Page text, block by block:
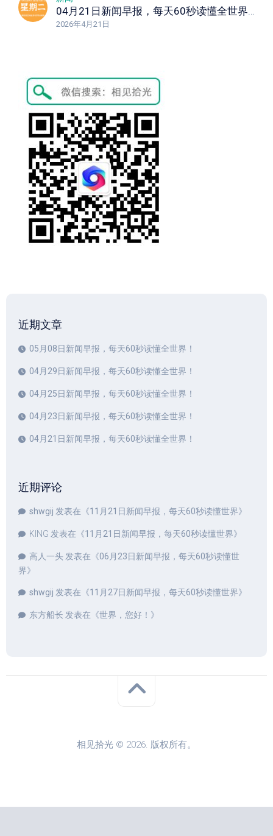
04月21日新闻早报，每天60秒读懂全世界！
2026年4月21日
近期文章
05月08日新闻早报，每天60秒读懂全世界！
04月29日新闻早报，每天60秒读懂全世界！
04月25日新闻早报，每天60秒读懂全世界！
04月23日新闻早报，每天60秒读懂全世界！
04月21日新闻早报，每天60秒读懂全世界！
近期评论
shwgij 发表在《11月21日新闻早报，每天60秒读懂世界》
KING 发表在《11月21日新闻早报，每天60秒读懂世界》
高人一头发表在《06月23日新闻早报，每天60秒读懂世
界》
shwgij 发表在《11月27日新闻早报，每天60秒读懂世界》
东方船长 发表在《世界，您好！ 》
相见拾光 © 2026. 版权所有。